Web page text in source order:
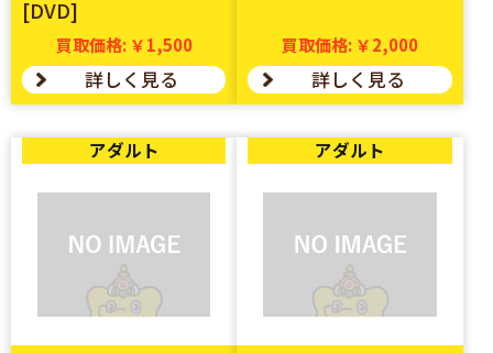
[DVD]
買取価格: ￥1,500
詳しく見る
買取価格: ￥2,000
詳しく見る
アダルト アダルト